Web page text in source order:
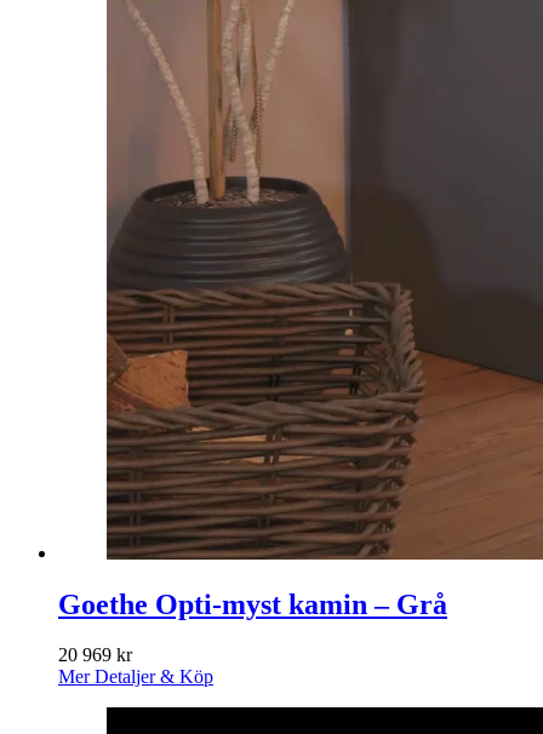
Goethe Opti-myst kamin – Grå
20 969 kr
Mer Detaljer & Köp